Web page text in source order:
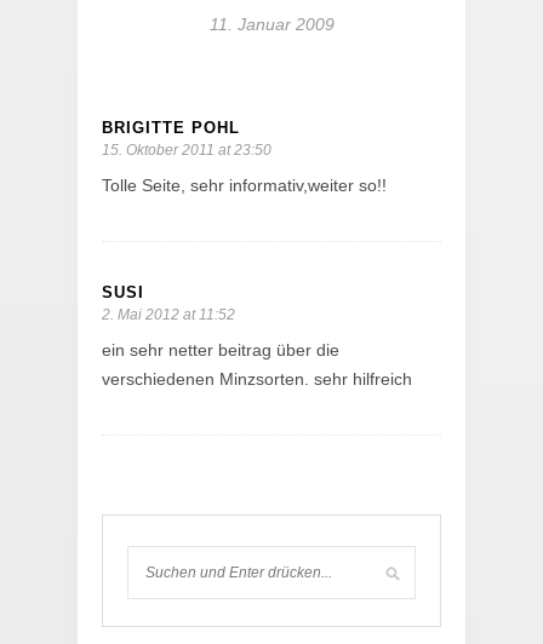
11. Januar 2009
BRIGITTE POHL
15. Oktober 2011 at 23:50
Tolle Seite, sehr informativ,weiter so!!
SUSI
2. Mai 2012 at 11:52
ein sehr netter beitrag über die
verschiedenen Minzsorten. sehr hilfreich